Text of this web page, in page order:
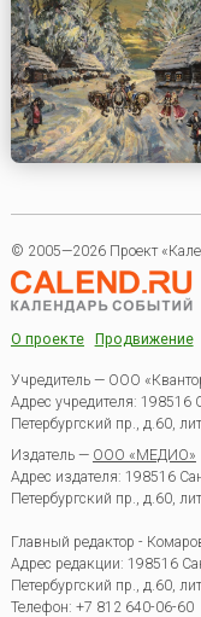
© 2005—2026 Проект
О проекте Продвижение
Учредитель — ООО
Адрес учредителя: 198516
Петербургский пр., д.60,
Издатель — ООО «МЕДИО»
Адрес издателя: 198516
Петербургский пр., д.60,
Главный редактор -
Адрес редакции: 198516
Петербургский пр., д.60,
Телефон: +7 812 640-06-60